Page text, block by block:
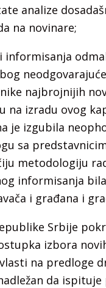
analize
na novinare;
najbrojnijih
na izradu ovog
je izgubila
sa
metodologiju
informisanja
i građana i
Srbije
izbora
na predloge
da